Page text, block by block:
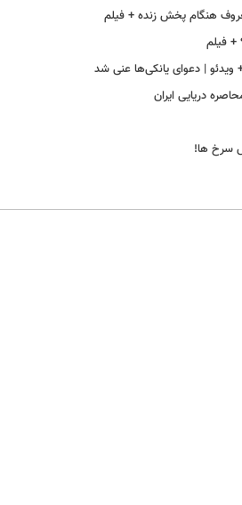
هنگام پخش زنده + فیلم
ویدئو | دعوای یانکی‌ها عنی شد
دریایی ایران
سرخ ها!